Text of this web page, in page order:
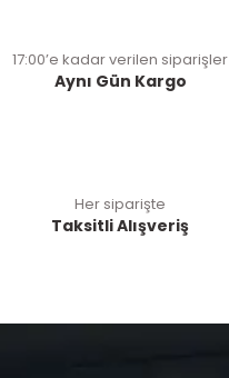
17:00’e kadar verilen siparişler
Aynı Gün Kargo
Her siparişte
Taksitli Alışveriş